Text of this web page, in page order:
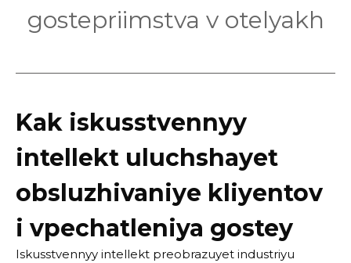
gostepriimstva v otelyakh
Kak iskusstvennyy
intellekt uluchshayet
obsluzhivaniye kliyentov
i vpechatleniya gostey
Iskusstvennyy intellekt preobrazuyet industriyu